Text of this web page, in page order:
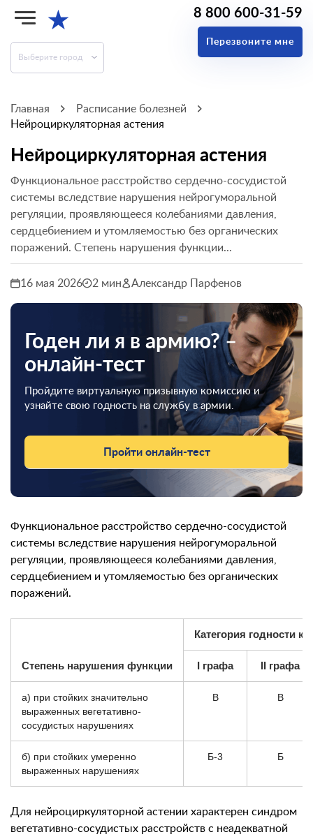
★
Выберите город
8 800 600-31-59
Перезвоните мне
Главная
Расписание болезней
Нейроциркуляторная астения
Нейроциркуляторная астения
Функциональное расстройство сердечно-сосудистой
системы вследствие нарушения нейрогуморальной
регуляции, проявляющееся колебаниями давления,
сердцебиением и утомляемостью без органических
поражений. Степень нарушения функции...
16 мая 2026 2 мин Александр Парфенов
Годен ли я в армию? –
онлайн-тест
Пройдите виртуальную призывную комиссию и
узнайте свою годность на службу в армии.
Пройти онлайн-тест
Функциональное расстройство сердечно-сосудистой
системы вследствие нарушения нейрогуморальной
регуляции, проявляющееся колебаниями давления,
сердцебиением и утомляемостью без органических
поражений.
Степень нарушения функции
Категория годности к
I графа II графа
а) при стойких значительно
выраженных вегетативно-
сосудистых нарушениях
В В
б) при стойких умеренно
выраженных нарушениях
Б-3 Б
Для нейроциркуляторной астении характерен синдром
вегетативно-сосудистых расстройств с неадекватной